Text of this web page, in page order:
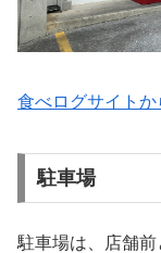
食べログサイト
駐車場
駐車場は、店舗